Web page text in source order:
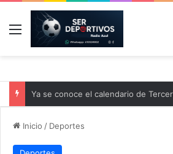
Menú
Ya se conoce el calendario de
Inicio / Deportes